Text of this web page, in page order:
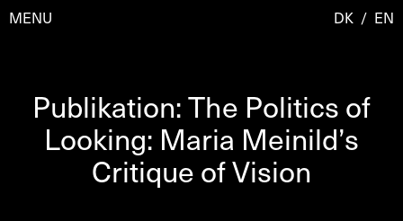
MENU
Besøg
Kalender
Room Room
DK / EN
Publikation: The Politics of
Looking: Maria Meinild’s
Critique of Vision